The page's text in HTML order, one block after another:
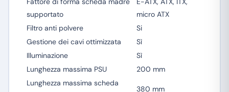
supportato
micro ATX
Filtro anti polvere
Si
Gestione dei cavi ottimizzata
Sì
Illuminazione
Sì
Lunghezza massima PSU
200 mm
Lunghezza massima scheda
380 mm